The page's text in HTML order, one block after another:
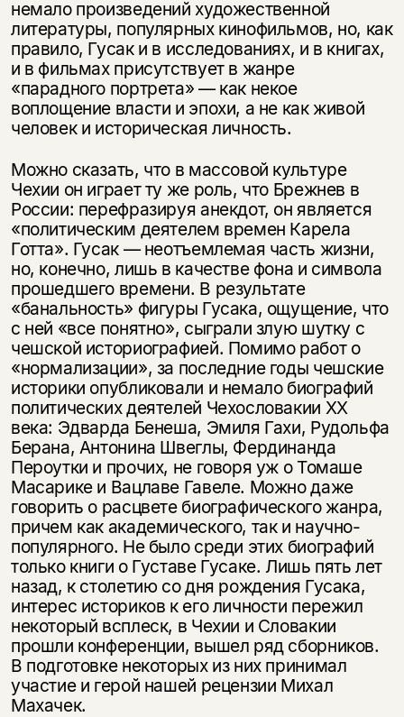
немало произведений художественной
литературы, популярных кинофильмов, но, как
правило, Гусак и в исследованиях, и в книгах,
и в фильмах присутствует в жанре
«парадного портрета» — как некое
воплощение власти и эпохи, а не как живой
человек и историческая личность.
Можно сказать, что в массовой культуре
Чехии он играет ту же роль, что Брежнев в
России: перефразируя анекдот, он является
«политическим деятелем времен Карела
Готта». Гусак — неотъемлемая часть жизни,
но, конечно, лишь в качестве фона и символа
прошедшего времени. В результате
«банальность» фигуры Гусака, ощущение, что
с ней «все понятно», сыграли злую шутку с
чешской историографией. Помимо работ о
«нормализации», за последние годы чешские
историки опубликовали и немало биографий
политических деятелей Чехословакии XX
века: Эдварда Бенеша, Эмиля Гахи, Рудольфа
Берана, Антонина Швеглы, Фердинанда
Пероутки и прочих, не говоря уж о Томаше
Масарике и Вацлаве Гавеле. Можно даже
говорить о расцвете биографического жанра,
причем как академического, так и научно-
популярного. Не было среди этих биографий
только книги о Густаве Гусаке. Лишь пять лет
назад, к столетию со дня рождения Гусака,
интерес историков к его личности пережил
некоторый всплеск, в Чехии и Словакии
прошли конференции, вышел ряд сборников.
В подготовке некоторых из них принимал
участие и герой нашей рецензии Михал
Махачек.